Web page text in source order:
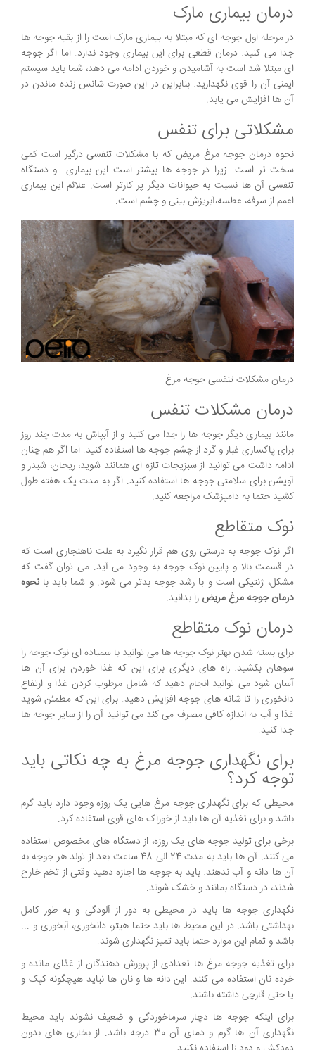
درمان بیماری مارک
در مرحله اول جوجه ای که مبتلا به بیماری مارک است را از بقیه جوجه ها
جدا می کنید. درمان قطعی برای این بیماری وجود ندارد. اما اگر جوجه
ای مبتلا شد است به آشامیدن و خوردن ادامه می دهد، شما باید سیستم
ایمنی آن را قوی نگهدارید. بنابراین در این صورت شانس زنده ماندن در
آن ها افزایش می یابد.
مشکلاتی برای تنفس
نحوه درمان جوجه مرغ مریض که با مشکلات تنفسی درگیر است کمی
سخت تر است زیرا در جوجه ها بیشتر است این بیماری و دستگاه
تنفسی آن ها نسبت به حیوانات دیگر پر کارتر است. علائم این بیماری
اعمم از سرفه، عطسه،آبریزش بینی و چشم است.
درمان مشکلات تنفسی جوجه مرغ
درمان مشکلات تنفس
مانند بیماری دیگر جوجه ها را جدا می کنید و از آبپاش به مدت چند روز
برای پاکسازی غبار و گرد از چشم جوجه ها استفاده کنید. اما اگر هم چنان
ادامه داشت می توانید از سبزیجات تازه ای همانند شوید، ریحان، شبدر و
آویشن برای سلامتی جوجه ها استفاده کنید. اگر به مدت یک هفته طول
کشید حتما به دامپزشک مراجعه کنید.
نوک متقاطع
اگر نوک جوجه به درستی روی هم قرار نگیرد به علت ناهنجاری است که
در قسمت بالا و پایین نوک جوجه به وجود می آید. می توان گفت که
مشکل، ژنتیکی است و با رشد جوجه بدتر می شود. و شما باید بانحوه
درمان جوجه مرغ مریض را بدانید.
درمان نوک متقاطع
برای بسته شدن بهتر نوک جوجه ها می توانید با سمباده ای نوک جوجه را
سوهان بکشید. راه های دیگری برای این که غذا خوردن برای آن ها
آسان شود می توانید انجام دهید که شامل مرطوب کردن غذا و ارتفاع
دانخوری را تا شانه های جوجه افزایش دهید. برای این که مطمئن شوید
غذا و آب به اندازه کافی مصرف می کند می توانید آن را از سایر جوجه ها
جدا کنید.
برای نگهداری جوجه مرغ به چه نکاتی باید
توجه کرد؟
محیطی که برای نگهداری جوجه مرغ هایی یک روزه وجود دارد باید گرم
باشد و برای تغذیه آن ها باید از خوراک های قوی استفاده کرد.
برخی برای تولید جوجه های یک روزه، از دستگاه های مخصوص استفاده
می کنند. آن ها باید به مدت 24 الی 48 ساعت بعد از تولد هر جوجه به
آن ها دانه و آب ندهند. باید به جوجه ها اجازه دهید وقتی از تخم خارج
شدند، در دستگاه بمانند و خشک شوند.
نگهداری جوجه ها باید در محیطی به دور از آلودگی و به طور کامل
بهداشتی باشد. در این محیط ها باید حتما هیتر، دانخوری، آبخوری و ...
باشد و تمام این موارد حتما باید تمیز نگهداری شوند.
برای تغذیه جوجه مرغ ها تعدادی از پرورش دهندگان از غذای مانده و
خرده نان استفاده می کنند. این دانه ها و نان ها نباید هیچگونه کپک و
یا حتی قارچی داشته باشند.
برای اینکه جوجه ها دچار سرماخوردگی و ضعیف نشوند باید محیط
نگهداری آن ها گرم و دمای آن 30 درجه باشد. از بخاری های بدون